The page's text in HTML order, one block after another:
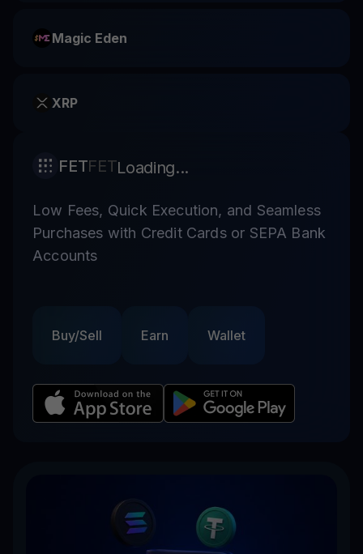
Magic Eden
XRP
FETFETLoading...
Low Fees, Quick Execution, and Seamless
Purchases with Credit Cards or SEPA Bank
Accounts
Buy/Sell Earn Wallet